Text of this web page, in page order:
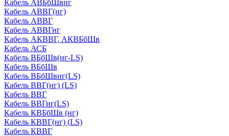
Кабель АВБбШвнг
Кабель АВВГ(нг)
Кабель АВВГ
Кабель АВВГнг
Кабель АКВВГ, АКВБбШв
Кабель АСБ
Кабель ВБбШв(нг-LS)
Кабель ВБбШв
Кабель ВБбШвнг(LS)
Кабель ВВГ(нг) (LS)
Кабель ВВГ
Кабель ВВГнг(LS)
Кабель КВБбШв (нг)
Кабель КВВГ(нг) (LS)
Кабель КВВГ